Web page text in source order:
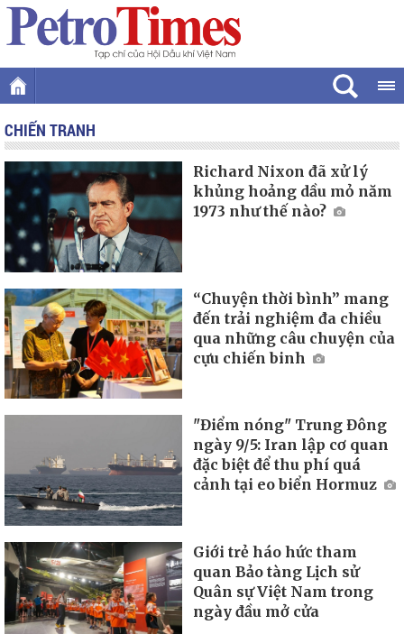
CHIẾN TRANH
Richard Nixon đã xử lý
khủng hoảng dầu mỏ năm
1973 như thế nào?
“Chuyện thời bình” mang
đến trải nghiệm đa chiều
qua những câu chuyện của
cựu chiến binh
"Điểm nóng" Trung Đông
ngày 9/5: Iran lập cơ quan
đặc biệt để thu phí quá
cảnh tại eo biển Hormuz
Giới trẻ háo hức tham
quan Bảo tàng Lịch sử
Quân sự Việt Nam trong
ngày đầu mở cửa